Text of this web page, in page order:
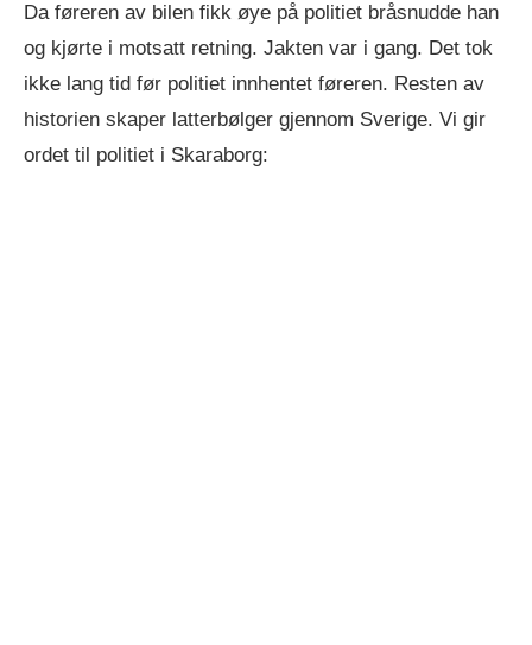
Da føreren av bilen fikk øye på politiet bråsnudde han
og kjørte i motsatt retning. Jakten var i gang. Det tok
ikke lang tid før politiet innhentet føreren. Resten av
historien skaper latterbølger gjennom Sverige. Vi gir
ordet til politiet i Skaraborg: